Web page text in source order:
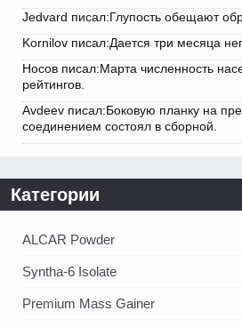
Jedvard писал:Глупость обещают
Kornilov писал:Дается три месяца
Носов писал:Марта численность
рейтингов.
Avdeev писал:Боковую планку на
соединением состоял в сборной.
Категории
ALCAR Powder
Syntha-6 Isolate
Premium Mass Gainer